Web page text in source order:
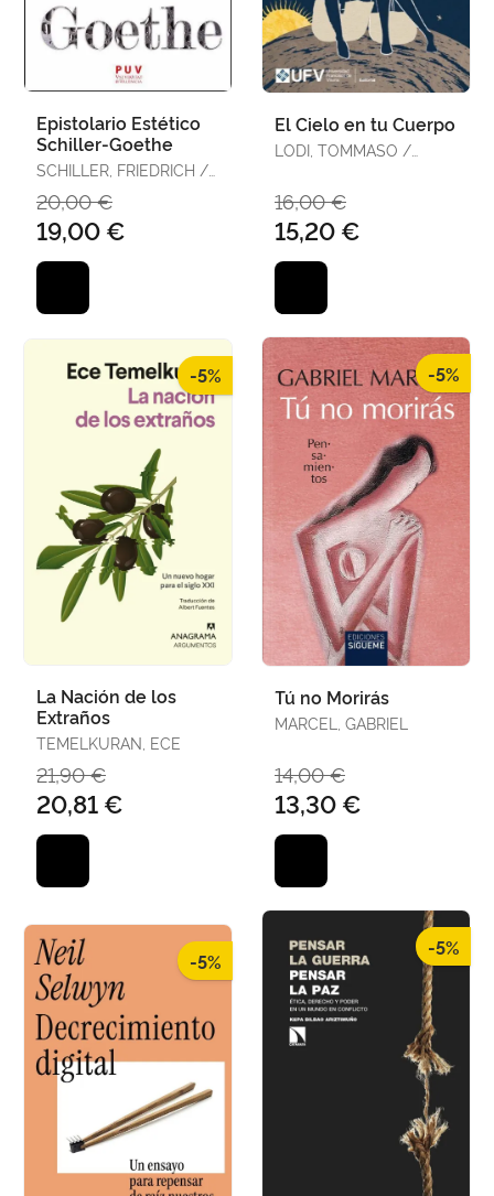
Epistolario Estético
Schiller-Goethe
SCHILLER, FRIEDRICH /
WOLFGANG
20,00 €
19,00 €
El Cielo en tu Cuerpo
LODI, TOMMASO /
16,00 €
15,20 €
-5%
La Nación de los
Extraños
TEMELKURAN, ECE
21,90 €
20,81 €
-5%
Tú no Morirás
MARCEL, GABRIEL
14,00 €
13,30 €
-5%
-5%